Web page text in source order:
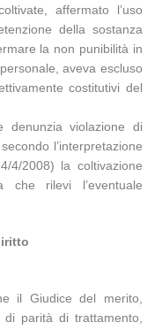
affermato l’uso
della sostanza
la non punibilità in
aveva escluso
costitutivi del
denunzia violazione di
l’interpretazione
4/2008) la coltivazione
che rilevi l’eventuale
il Giudice del merito,
parità di trattamento,